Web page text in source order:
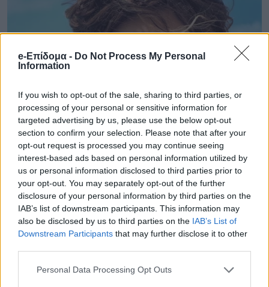
e-Επίδομα - Do Not Process My Personal
Information
If you wish to opt-out of the sale, sharing to third parties, or
processing of your personal or sensitive information for
targeted advertising by us, please use the below opt-out
section to confirm your selection. Please note that after your
opt-out request is processed you may continue seeing
interest-based ads based on personal information utilized by
us or personal information disclosed to third parties prior to
your opt-out. You may separately opt-out of the further
disclosure of your personal information by third parties on the
IAB’s list of downstream participants. This information may
also be disclosed by us to third parties on the IAB’s List of
Downstream Participants that may further disclose it to other
Personal Data Processing Opt Outs